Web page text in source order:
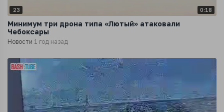
23 0:18
Минимум три дрона типа «Лютый» атаковали
Чебоксары
Новости 1 год назад